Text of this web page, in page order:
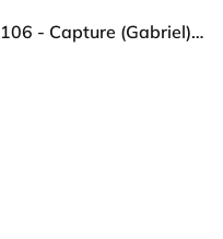
HÅG Capisco 8106 - Capture (Gabriel) - Wolle / Polyamid - CPT4601 - Dark grey - Silber - 150mm (Sitzhöhe 40-55cm) - Bodengleiter